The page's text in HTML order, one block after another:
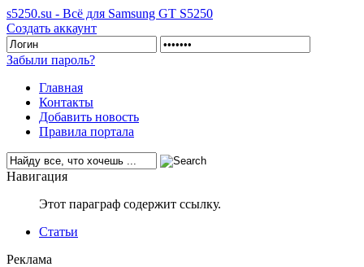
s5250.su - Всё для Samsung GT S5250
Создать аккаунт
Забыли пароль?
Главная
Контакты
Добавить новость
Правила портала
Навигация
Этот параграф содержит ссылку.
Статьи
Реклама